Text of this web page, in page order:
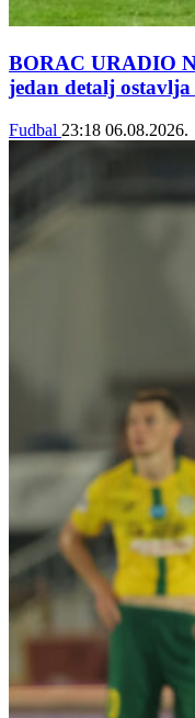
BORAC URADIO
jedan detalj
Fudbal 23:18 06.08.2026.